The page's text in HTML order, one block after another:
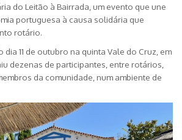
do Leitão à Bairrada, um evento que une
portuguesa à causa solidária que
rotário.
11 de outubro na quinta Vale do Cruz, em
dezenas de participantes, entre rotários,
da comunidade, num ambiente de